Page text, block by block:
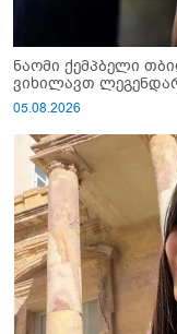
ნაომი ქემპბელი
ვიხილავთ
05.08.2026